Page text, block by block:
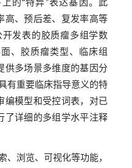
的“特异”表达基因。此
高、预后差、复发率高等
发表的胶质瘤多组学数
、胶质瘤类型、临床组
供多场景多维度的基因分
有重要临床指导意义的特
编模型和受控词表，对已
了详细的多组学水平注释
浏览、可视化等功能，